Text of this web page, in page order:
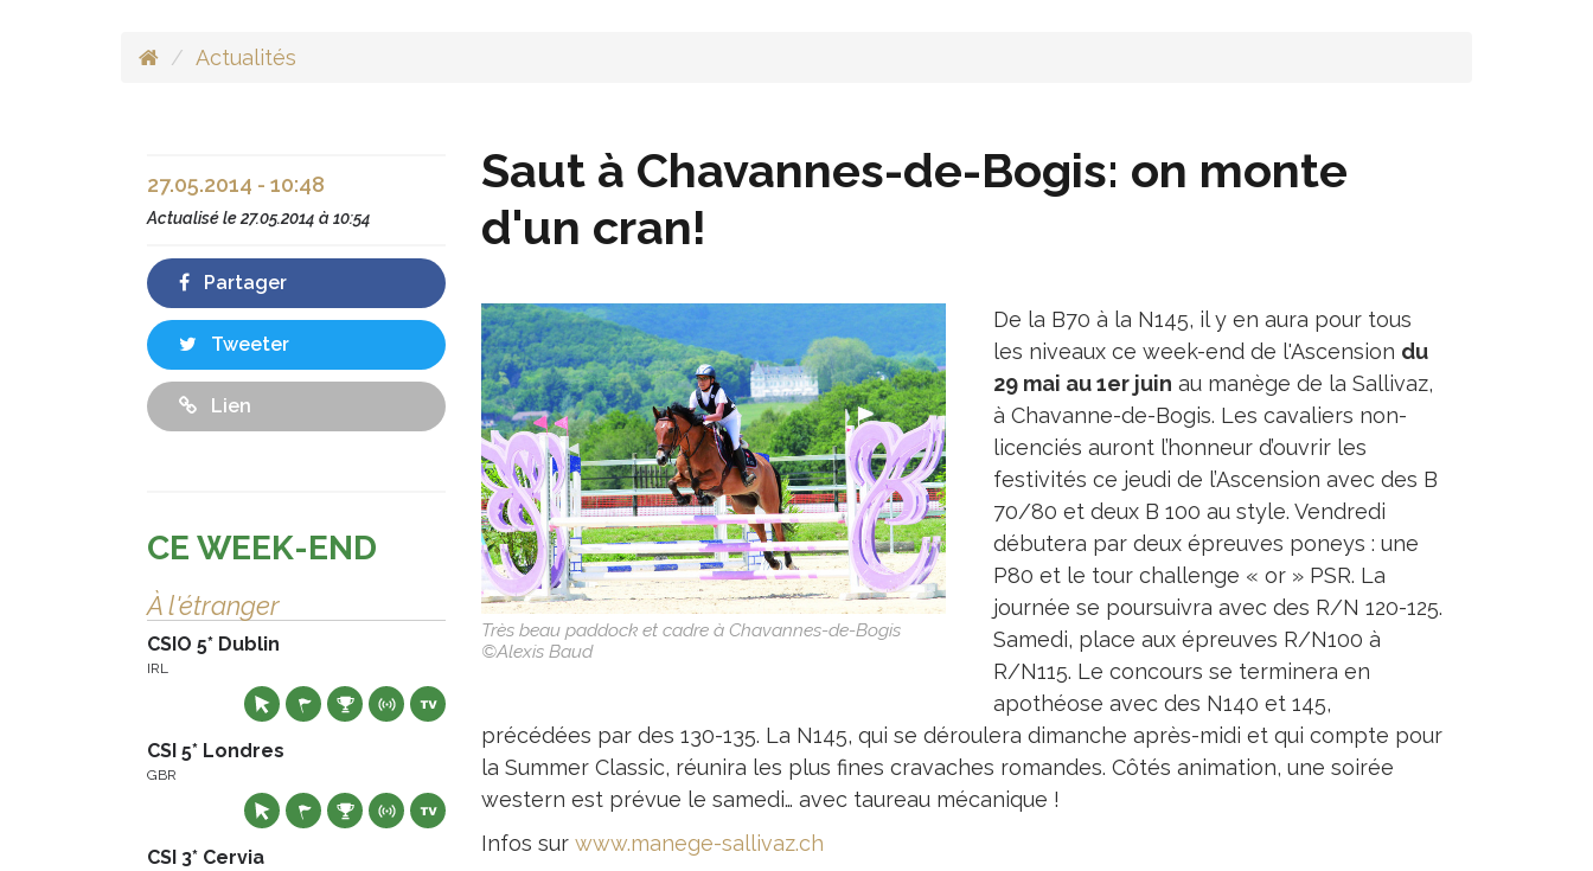
Actualités
Saut à Chavannes-de-Bogis: on monte
d'un cran!
Très beau paddock et cadre à Chavannes-de-Bogis
©Alexis Baud
De la B70 à la N145, il y en aura pour tous
les niveaux ce week-end de l'Ascension du
29 mai au 1er juin au manège de la Sallivaz,
à Chavanne-de-Bogis. Les cavaliers non-
licenciés auront l’honneur d’ouvrir les
festivités ce jeudi de l’Ascension avec des B
70/80 et deux B 100 au style. Vendredi
débutera par deux épreuves poneys : une
P80 et le tour challenge « or » PSR. La
journée se poursuivra avec des R/N 120-125.
Samedi, place aux épreuves R/N100 à
R/N115. Le concours se terminera en
apothéose avec des N140 et 145,
précédées par des 130-135. La N145, qui se déroulera dimanche après-midi et qui compte pour
la Summer Classic, réunira les plus fines cravaches romandes. Côtés animation, une soirée
western est prévue le samedi… avec taureau mécanique !
Infos sur www.manege-sallivaz.ch
27.05.2014 - 10:48
Actualisé le27.05.2014 à 10:54
Partager
Tweeter
Lien
CE WEEK-END
À l'étranger
CSIO 5* Dublin
IRL
CSI 5* Londres
GBR
CSI 3* Cervia